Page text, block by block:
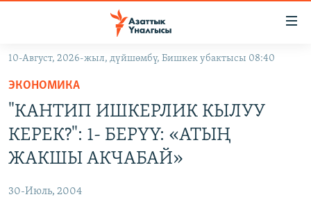
Навигацияга
өтүңүз
Издөөгө
салыңыз
КЫРГЫЗСТАН
КЫРГЫЗСТАН
САЯСАТ
МАДАНИЯТ
ДҮЙНӨ
УКРАИНА
ТВ ПРОГРАММАЛАР
10-Август, 2026-жыл, дүйшөмбү, Бишкек убактысы 08:40
ЭКОНОМИКА
"КАНТИП ИШКЕРЛИК КЫЛУУ
КЕРЕК?": 1- БЕРҮҮ: «АТЫҢ
ЖАКШЫ АКЧАБАЙ»
30-Июль, 2004